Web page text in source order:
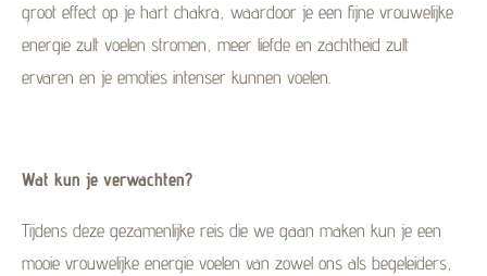
groot effect op je hart chakra, waardoor je een fijne vrouwelijke
energie zult voelen stromen, meer liefde en zachtheid zult
ervaren en je emoties intenser kunnen voelen.
Wat kun je verwachten?
Tijdens deze gezamenlijke reis die we gaan maken kun je een
mooie vrouwelijke energie voelen van zowel ons als begeleiders,